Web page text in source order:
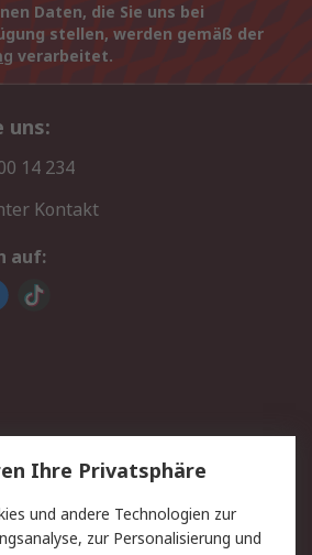
Daten, die Sie uns bei
stellen, werden gemäß der
verarbeitet.
uns:
14 234
Kontakt
auf:
Lieferlösungen
Kontakt
Privatkunden
Ihre Privatsphäre
und andere Technologien zur
zur Personalisierung und